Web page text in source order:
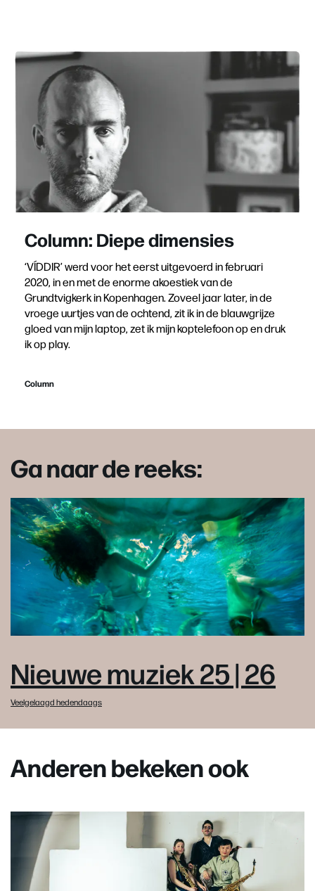
Column: Diepe dimensies
‘VÍDDIR’ werd voor het eerst uitgevoerd in februari
2020, in en met de enorme akoestiek van de
Grundtvigkerk in Kopenhagen. Zoveel jaar later, in de
vroege uurtjes van de ochtend, zit ik in de blauwgrijze
gloed van mijn laptop, zet ik mijn koptelefoon op en druk
ik op play.
Column
Ga naar de reeks:
Nieuwe muziek 25 | 26
Veelgelaagd hedendaags
Anderen bekeken ook